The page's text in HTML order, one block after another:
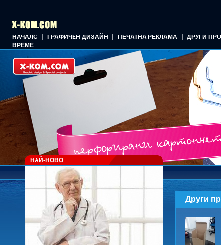
НАЧАЛО | ГРАФИЧЕН ДИЗАЙН | ПЕЧАТНА РЕКЛАМА |
ДРУГИ
ВРЕМЕ
НАЙ-НОВО
Други